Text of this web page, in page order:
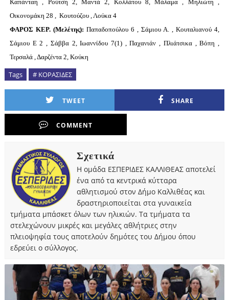
Καπάνταη , Ρούτση 2, Μαντά 2, Κολλάτου 8, Μάλαμα , Μηλιώτη ,
Οικονομάκη 28 , Κουτούζου , Λούκα 4
ΦΑΡΟΣ ΚΕΡ. (Μελέτης): Παπαδοπούλου 6 , Σάμιου Α. , Κουταλιανού 4,
Σάμιου Ε 2 , Σάββα 2, Ιωαννίδου 7(1) , Παχανιάν , Πλιάτσικα , Βόπη ,
Τερσαλά , Δαρζέντα 2, Κούκη
Tags # ΚΟΡΑΣΙΔΕΣ
TWEET SHARE
COMMENT
Σχετικά
Η ομάδα ΕΣΠΕΡΙΔΕΣ ΚΑΛΛΙΘΕΑΣ αποτελεί
ένα από τα κεντρικά κύτταρα
αθλητισμού στον Δήμο Καλλιθέας και
δραστηριοποιείται στα γυναικεία
τμήματα μπάσκετ όλων των ηλικιών. Τα τμήματα τα
στελεχώνουν μικρές και μεγάλες αθλήτριες στην
πλειοψηφία τους αποτελούν δημότες του Δήμου όπου
εδρεύει ο σύλλογος.